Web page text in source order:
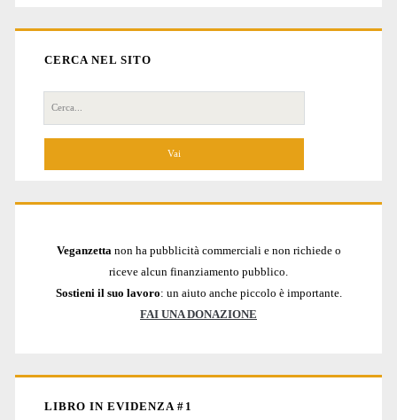
CERCA NEL SITO
Cerca
per:
Veganzetta non ha pubblicità commerciali e non richiede o
riceve alcun finanziamento pubblico.
Sostieni il suo lavoro: un aiuto anche piccolo è importante.
FAI UNA DONAZIONE
LIBRO IN EVIDENZA #1